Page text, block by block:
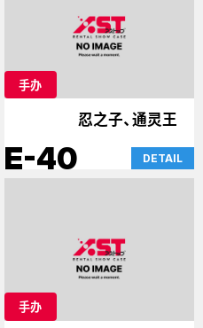
手办
忍之子、通灵王
E-40 DETAIL
手办